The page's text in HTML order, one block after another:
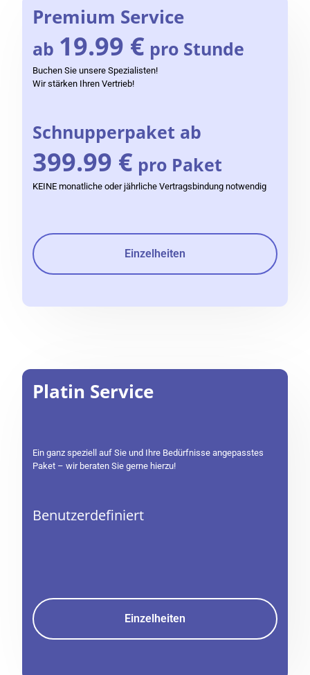
Premium Service
ab 19.99 € pro Stunde
Buchen Sie unsere Spezialisten!
Wir stärken Ihren Vertrieb!
Schnupperpaket ab
399.99 € pro Paket
KEINE monatliche oder jährliche Vertragsbindung notwendig
Einzelheiten
Platin Service
Ein ganz speziell auf Sie und Ihre Bedürfnisse angepasstes
Paket – wir beraten Sie gerne hierzu!
Benutzerdefiniert
Einzelheiten